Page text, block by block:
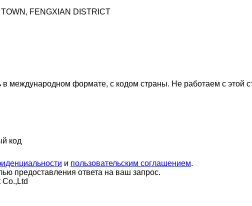
FENGXIAN DISTRICT
в международном формате, с кодом страны. Не работаем с этой
код
и пользовательским соглашением.
предоставления ответа на ваш запрос.